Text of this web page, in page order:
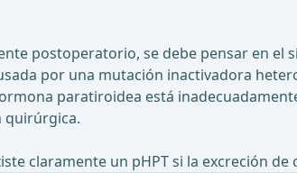
postoperatorio, se debe pensar en
por una mutación inactivadora
paratiroidea está
quirúrgica.
claramente un pHPT si la excreción